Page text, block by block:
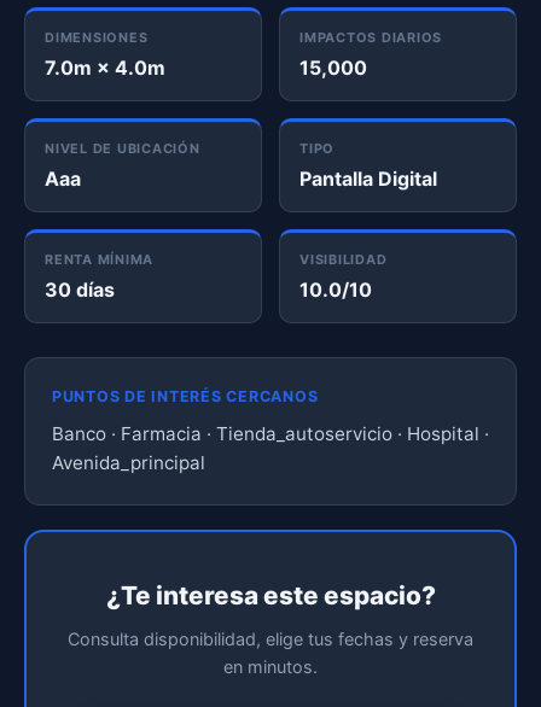
DIMENSIONES
7.0m × 4.0m
IMPACTOS DIARIOS
15,000
NIVEL DE UBICACIÓN
Aaa
TIPO
Pantalla Digital
RENTA MÍNIMA
30 días
VISIBILIDAD
10.0/10
PUNTOS DE INTERÉS CERCANOS
Banco · Farmacia · Tienda_autoservicio · Hospital ·
Avenida_principal
¿Te interesa este espacio?
Consulta disponibilidad, elige tus fechas y reserva
en minutos.